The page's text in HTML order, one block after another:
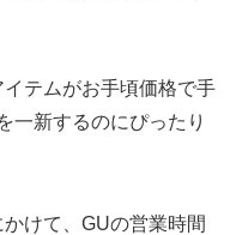
テムがお手頃価格で手
一新するのにぴったり
けて、GUの営業時間